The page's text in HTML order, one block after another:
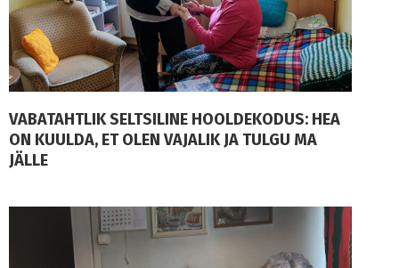
VABATAHTLIK SELTSILINE HOOLDEKODUS: HEA
ON KUULDA, ET OLEN VAJALIK JA TULGU MA
JÄLLE